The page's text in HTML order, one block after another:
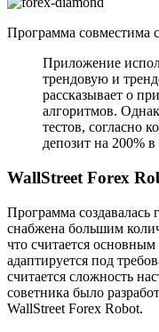
Программа совместима
Приложение
трендовую и
рассказывает о
алгоритмов.
тестов, согласно
депозит на 200% в
WallStreet Forex
Программа создавалась
снабжена большим
что считается
адаптируется под
считается сложность
советника было
WallStreet Forex Robot.